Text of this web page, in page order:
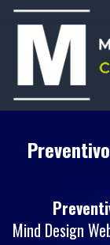
Mind Design